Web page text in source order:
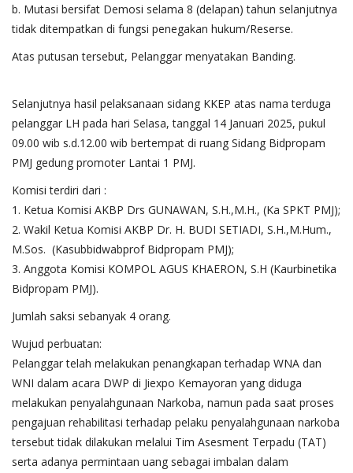
b. Mutasi bersifat Demosi selama 8 (delapan) tahun selanjutnya
tidak ditempatkan di fungsi penegakan hukum/Reserse.
Atas putusan tersebut, Pelanggar menyatakan Banding.
Selanjutnya hasil pelaksanaan sidang KKEP atas nama terduga
pelanggar LH pada hari Selasa, tanggal 14 Januari 2025, pukul
09.00 wib s.d.12.00 wib bertempat di ruang Sidang Bidpropam
PMJ gedung promoter Lantai 1 PMJ.
Komisi terdiri dari :
1. Ketua Komisi AKBP Drs GUNAWAN, S.H.,M.H., (Ka SPKT PMJ);
2. Wakil Ketua Komisi AKBP Dr. H. BUDI SETIADI, S.H.,M.Hum.,
M.Sos. (Kasubbidwabprof Bidpropam PMJ);
3. Anggota Komisi KOMPOL AGUS KHAERON, S.H (Kaurbinetika
Bidpropam PMJ).
Jumlah saksi sebanyak 4 orang.
Wujud perbuatan:
Pelanggar telah melakukan penangkapan terhadap WNA dan
WNI dalam acara DWP di Jiexpo Kemayoran yang diduga
melakukan penyalahgunaan Narkoba, namun pada saat proses
pengajuan rehabilitasi terhadap pelaku penyalahgunaan narkoba
tersebut tidak dilakukan melalui Tim Asesment Terpadu (TAT)
serta adanya permintaan uang sebagai imbalan dalam